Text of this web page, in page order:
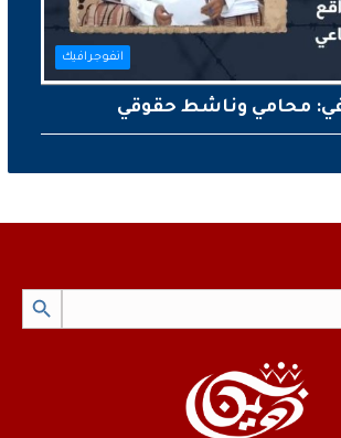
انفوجرافيك
محامي وناشط حقوقي
Search Button